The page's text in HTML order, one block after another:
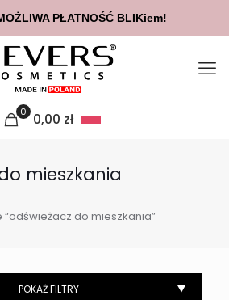
0 0,00 zł
mieszkania
do mieszkania”
PŁATNOŚĆ BLIKiem!